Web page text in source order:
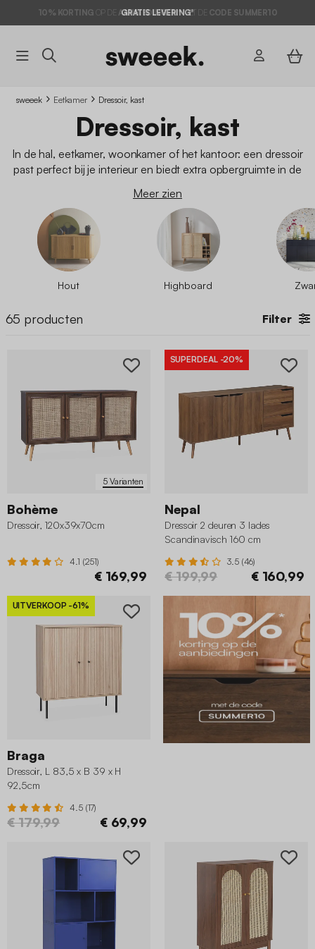
10% KORTING AANBIEDINGEN*MET DE CODE SUMMER10
sweeek Eetkamer Dressoir, kast
Dressoir, kast
In de hal, eetkamer, woonkamer of het kantoor: een dressoir
past perfect bij je interieur en biedt extra opbergruimte in de
een selectie woonmeubelstegen de beste prijs, levering
inbegrepen.Houten dressoirs , metalen dressoirs, in zwartof
wit, vind het model dat bij jou past.
Meer zien
Hout Highboard
65 producten Filter
5 Varianten
Bohème
Dressoir, 120x39x70cm
4.1 (251)
€ 169,99
SUPERDEAL -20%
Nepal
Dressoir 2 deuren 3 lades
Scandinavisch 160 cm
3.5 (46)
€ 199,99 € 160,99
UITVERKOOP -61%
Braga
Dressoir, L 83,5 x B 39 x H
92,5cm
4.5 (17)
€ 179,99 € 69,99